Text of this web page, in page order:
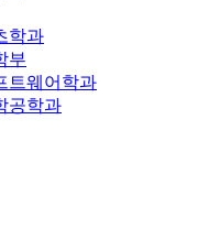
학과
부
트웨어학과
공학과